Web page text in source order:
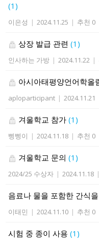
(1)
이은성 | 2024.11.25 | 추천 0
상장 발급 관련(1)
인사하는 가방 | 2024.11.22 |
아시아태평양언어학올
aploparticipant | 2024.11.21
겨울학교 참가(1)
삥삥이 | 2024.11.18 | 추천 0
겨울학교 문의(1)
2024/25 수상자 | 2024.11.18 |
음료나 물을 포함한 간식
이태민 | 2024.11.10 | 추천 0
시험 중 종이 사용(1)